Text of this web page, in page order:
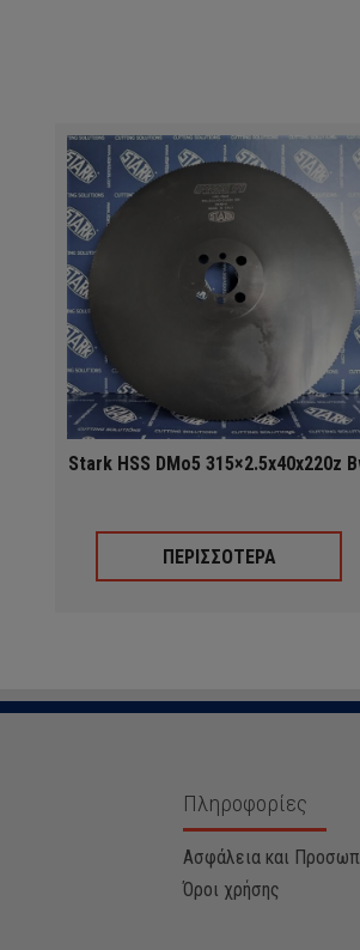
Stark HSS DMo5 315×2.5x40x220z
ΠΕΡΙΣΣΟΤΕΡΑ
Πληροφορίες
Ασφάλεια και
Όροι χρήσης